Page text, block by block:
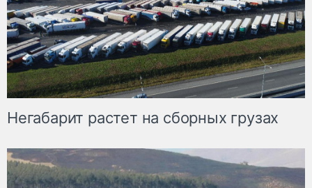
Негабарит растет на сборных грузах